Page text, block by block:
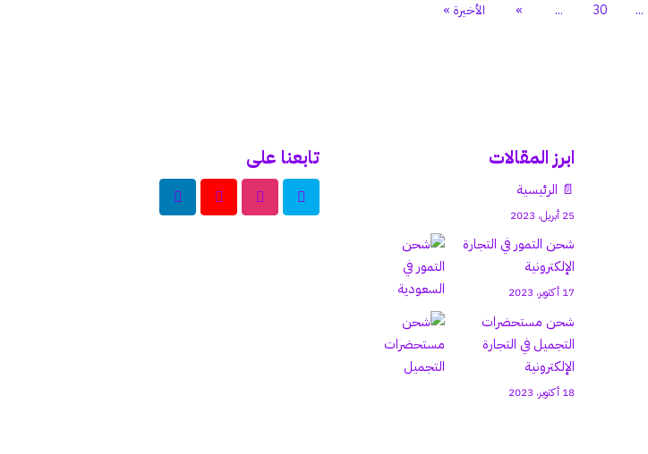
...
30
...
» الأخيرة »
ابرز المقالات
📄 الرئيسية
25 أبريل، 2023
شحن التمور في التجارة
الإلكترونية
17 أكتوبر، 2023
شحن مستحضرات
التجميل في التجارة
الإلكترونية
18 أكتوبر، 2023
تابعنا على